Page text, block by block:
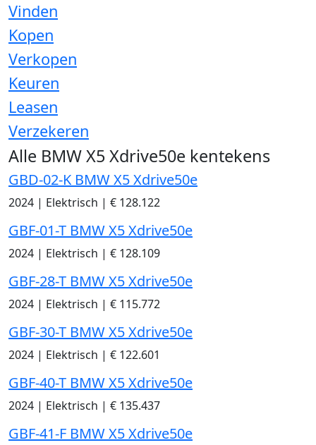
Vinden
Kopen
Verkopen
Keuren
Leasen
Verzekeren
Alle BMW X5 Xdrive50e kentekens
GBD-02-K BMW X5 Xdrive50e
2024 | Elektrisch | € 128.122
GBF-01-T BMW X5 Xdrive50e
2024 | Elektrisch | € 128.109
GBF-28-T BMW X5 Xdrive50e
2024 | Elektrisch | € 115.772
GBF-30-T BMW X5 Xdrive50e
2024 | Elektrisch | € 122.601
GBF-40-T BMW X5 Xdrive50e
2024 | Elektrisch | € 135.437
GBF-41-F BMW X5 Xdrive50e